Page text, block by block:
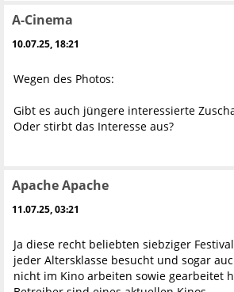
A-Cinema
10.07.25, 18:21
Wegen des Photos:
Gibt es auch jüngere interessierte
Oder stirbt das Interesse aus?
Apache Apache
11.07.25, 03:21
Ja diese recht beliebten siebziger
jeder Altersklasse besucht und sogar
nicht im Kino arbeiten sowie gearbeitet